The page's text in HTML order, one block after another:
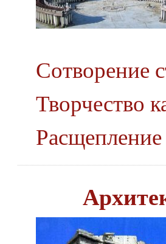
Сотворение
Творчество
Расщепление